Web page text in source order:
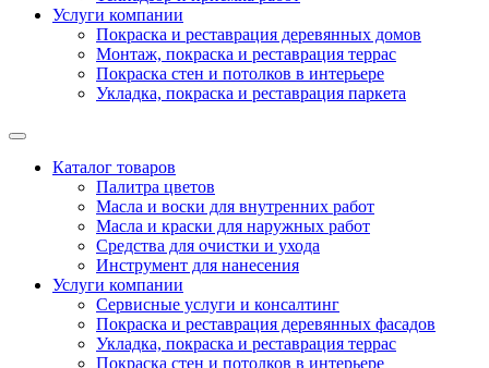
Услуги компании
Покраска и реставрация деревянных домов
Монтаж, покраска и реставрация террас
Покраска стен и потолков в интерьере
Укладка, покраска и реставрация паркета
Каталог товаров
Палитра цветов
Масла и воски для внутренних работ
Масла и краски для наружных работ
Средства для очистки и ухода
Инструмент для нанесения
Услуги компании
Сервисные услуги и консалтинг
Покраска и реставрация деревянных фасадов
Укладка, покраска и реставрация террас
Покраска стен и потолков в интерьере